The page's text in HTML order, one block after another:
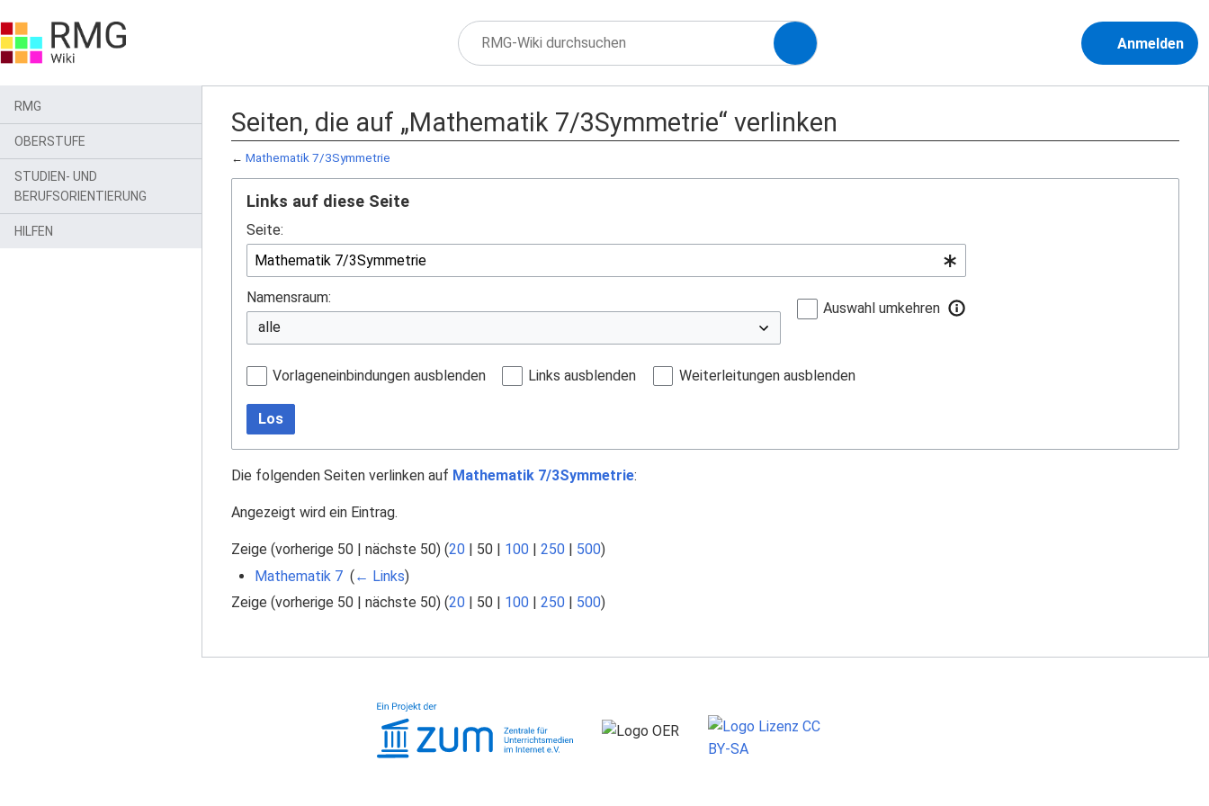
Anmelden
Seiten, die auf „Mathematik 7/3Symmetrie“ verlinken
← Mathematik 7/3Symmetrie
Links auf diese Seite
Seite:
Namensraum:
Auswahl umkehren
Vorlageneinbindungen ausblenden Links ausblenden Weiterleitungen ausblenden
Los
Die folgenden Seiten verlinken auf Mathematik 7/3Symmetrie:
Angezeigt wird ein Eintrag.
Zeige (vorherige 50 nächste 50) (20 50 100 250 500)
Mathematik 7‎ (← Links)
Zeige (vorherige 50 | nächste 50) (20 | 50 | 100 | 250 | 500)
RMG
OBERSTUFE
STUDIEN- UND
BERUFSORIENTIERUNG
HILFEN